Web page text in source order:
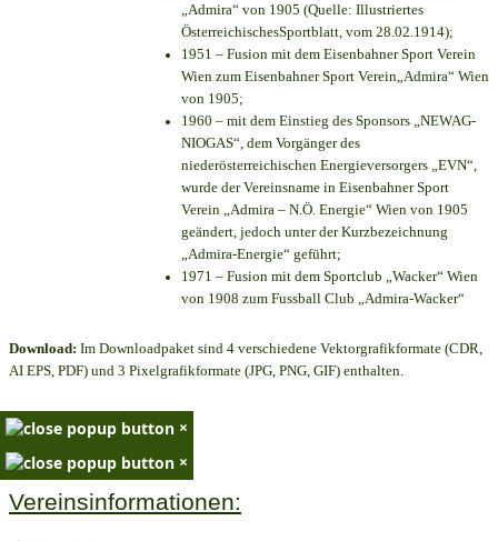
„Admira“ von 1905 (Quelle: Illustriertes
ÖsterreichischesSportblatt, vom 28.02.1914);
1951 – Fusion mit dem Eisenbahner Sport Verein
Wien zum Eisenbahner Sport Verein„Admira“ Wien
von 1905;
1960 – mit dem Einstieg des Sponsors „NEWAG-
NIOGAS“, dem Vorgänger des
niederösterreichischen Energieversorgers „EVN“,
wurde der Vereinsname in Eisenbahner Sport
Verein „Admira – N.Ö. Energie“ Wien von 1905
geändert, jedoch unter der Kurzbezeichnung
„Admira-Energie“ geführt;
1971 – Fusion mit dem Sportclub „Wacker“ Wien
von 1908 zum Fussball Club „Admira-Wacker“
Download: Im Downloadpaket sind 4 verschiedene Vektorgrafikformate (CDR,
AI EPS, PDF) und 3 Pixelgrafikformate (JPG, PNG, GIF) enthalten.
×
×
Vereinsinformationen: